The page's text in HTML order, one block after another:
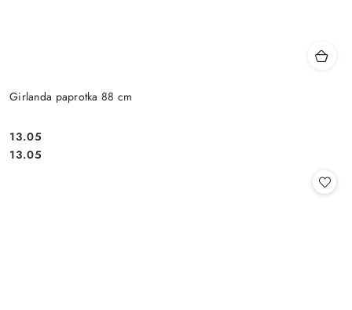
Girlanda paprotka 88 cm
Cena:
13.05
Cena:
13.05